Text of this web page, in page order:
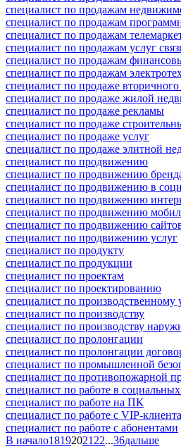
специалист по продажам
специалист по продажам
специалист по продажам
специалист по продажам услуг
специалист по продажам
специалист по продажам
специалист по продаже
специалист по продаже жилой
специалист по продаже рекламы
специалист по продаже
специалист по продаже услуг
специалист по продаже элитной
специалист по продвижению
специалист по продвижению
специалист по продвижению в
специалист по продвижению
специалист по продвижению
специалист по продвижению
специалист по продвижению услуг
специалист по продукту
специалист по продукции
специалист по проектам
специалист по проектированию
специалист по производственному
специалист по производству
специалист по производству
специалист по пролонгации
специалист по пролонгации
специалист по промышленной
специалист по противопожарной
специалист по работе в социальных
специалист по работе на ПК
специалист по работе с VIP-
специалист по работе с абонентами
В начало18192021 22...36дальше